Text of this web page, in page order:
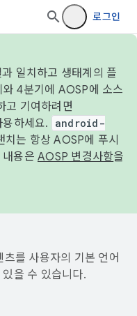
로그인
일치하고 생태계의 플
4분기에 AOSP에 소스
고 기여하려면
용하세요.
android-
치는 항상 AOSP에 푸시
용은 AOSP 변경사항을
를 사용자의 기본 언어
을 수 있습니다.